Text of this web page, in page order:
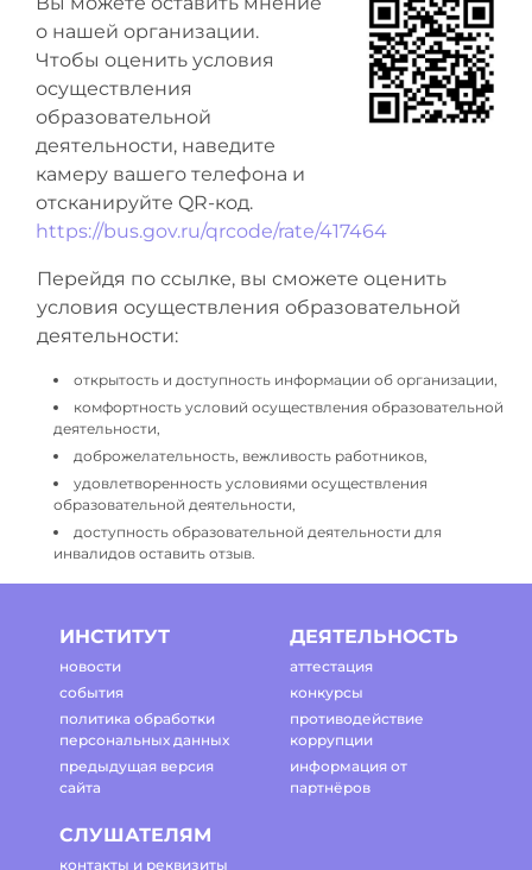
о нашей организации.
Чтобы оценить условия
осуществления
образовательной
деятельности, наведите
камеру вашего телефона и
отсканируйте QR-код.
https://bus.gov.ru/qrcode/rate/417464
Перейдя по ссылке, вы сможете оценить
условия осуществления образовательной
деятельности:
открытость и доступность информации об организации,
комфортность условий осуществления образовательной
деятельности,
доброжелательность, вежливость работников,
удовлетворенность условиями осуществления
образовательной деятельности,
доступность образовательной деятельности для
инвалидов оставить отзыв.
ИНСТИТУТ
новости
события
политика обработки
персональных данных
предыдущая версия
сайта
ДЕЯТЕЛЬНОСТЬ
аттестация
конкурсы
противодействие
коррупции
информация от
партнёров
СЛУШАТЕЛЯМ
контакты и реквизиты